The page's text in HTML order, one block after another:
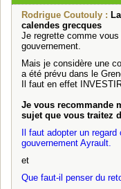
Rodrigue Coutouly :
calendes grecques
Je regrette comme
gouvernement.
Mais je considère une
a été prévu dans le
Il faut en effet
Je vous recommande
sujet que vous traitez
Il faut adopter un
gouvernement Ayrault.
et
Que faut-il penser du